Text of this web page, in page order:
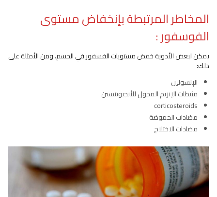
المخاطر المرتبطة بإنخفاض مستوى
الفوسفور:
يمكن لبعض الأدوية خفض مستويات الفسفور في الجسم. ومن الأمثلة على
ذلك:
الإنسولين
مثبطات الإنزيم المحول للأنجيوتنسين
corticosteroids
مضادات الحموضة
مضادات الاختلاج